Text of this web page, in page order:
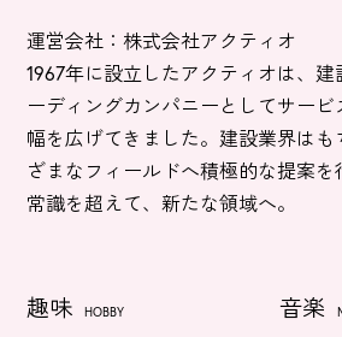
運営会社：株式会社アクティオ
1967年に設立したアクティオは、建
ーディングカンパニーとしてサー
幅を広げてきました。建設業界はも
ざまなフィールドへ積極的な提案を
常識を超えて、新たな領域へ。
趣味 HOBBY 音楽